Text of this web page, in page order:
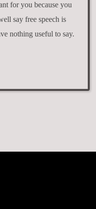
for you because you
say free speech is
nothing useful to say.